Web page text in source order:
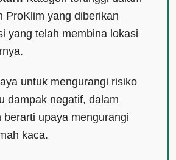
ProKlim yang diberikan
yang telah membina lokasi
untuk mengurangi risiko
dampak negatif, dalam
berarti upaya mengurangi
kaca.